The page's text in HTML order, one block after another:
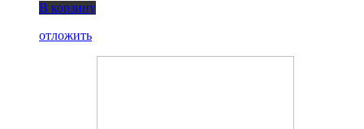
В корзину
отложить